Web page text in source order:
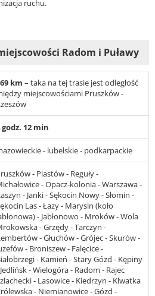
ruchu.
Radom i Puławy
km – taka na tej trasie jest odległość
miejscowościami Pruszków -
godz. 12 min
- lubelskie - podkarpackie
- Piastów - Reguły -
- Opacz-kolonia - Warszawa -
- Janki - Sękocin Nowy - Słomin -
Las - Łazy - Marysin (koło
- Jabłonowo - Mroków - Wola
- Grzędy - Tarczyn -
- Głuchów - Grójec - Skurów -
- Broniszew - Falęcice -
- Kamień - Stary Gózd - Kępiny
- Wielogóra - Radom - Rajec
- Lasowice - Kiedrzyn - Klwatka
- Niemianowice - Gózd -